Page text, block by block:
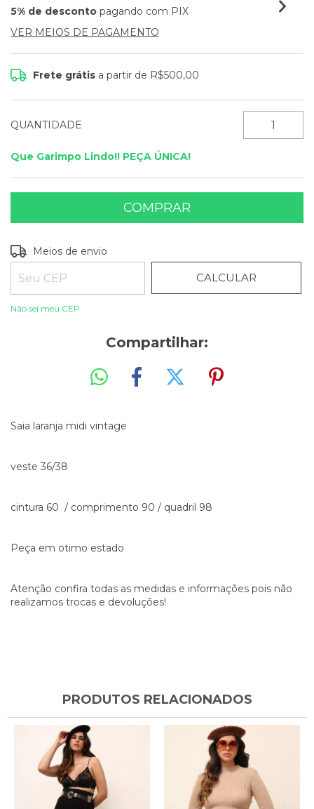
5% de desconto pagando com PIX
VER MEIOS DE PAGAMENTO
Frete grátis a partir de R$500,00
QUANTIDADE
Que Garimpo Lindo!! PEÇA ÚNICA!
Entregas para o CEP:
Meios de envio
CALCULAR
Não sei meu CEP
Compartilhar:
Saia laranja midi vintage
veste 36/38
cintura 60 / comprimento 90 / quadril 98
Peça em otimo estado
Atenção confira todas as medidas e informações pois não
realizamos trocas e devoluções!
PRODUTOS RELACIONADOS